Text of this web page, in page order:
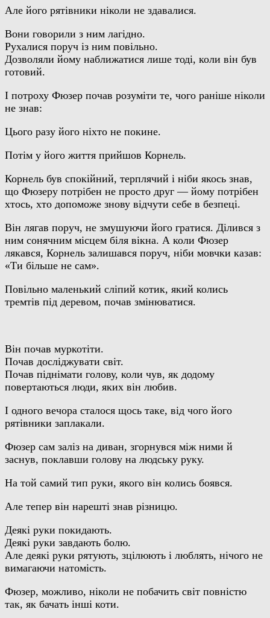
Але його рятівники ніколи не здавалися.
Вони говорили з ним лагідно.
Рухалися поруч із ним повільно.
Дозволяли йому наближатися лише тоді, коли він був
готовий.
І потроху Фюзер почав розуміти те, чого раніше ніколи
не знав:
Цього разу його ніхто не покине.
Потім у його життя прийшов Корнель.
Корнель був спокійний, терплячий і ніби якось знав,
що Фюзеру потрібен не просто друг — йому потрібен
хтось, хто допоможе знову відчути себе в безпеці.
Він лягав поруч, не змушуючи його гратися. Ділився з
ним сонячним місцем біля вікна. А коли Фюзер
лякався, Корнель залишався поруч, ніби мовчки казав:
«Ти більше не сам».
Повільно маленький сліпий котик, який колись
тремтів під деревом, почав змінюватися.
Він почав муркотіти.
Почав досліджувати світ.
Почав піднімати голову, коли чув, як додому
повертаються люди, яких він любив.
І одного вечора сталося щось таке, від чого його
рятівники заплакали.
Фюзер сам заліз на диван, згорнувся між ними й
заснув, поклавши голову на людську руку.
На той самий тип руки, якого він колись боявся.
Але тепер він нарешті знав різницю.
Деякі руки покидають.
Деякі руки завдають болю.
Але деякі руки рятують, зцілюють і люблять, нічого не
вимагаючи натомість.
Фюзер, можливо, ніколи не побачить світ повністю
так, як бачать інші коти.